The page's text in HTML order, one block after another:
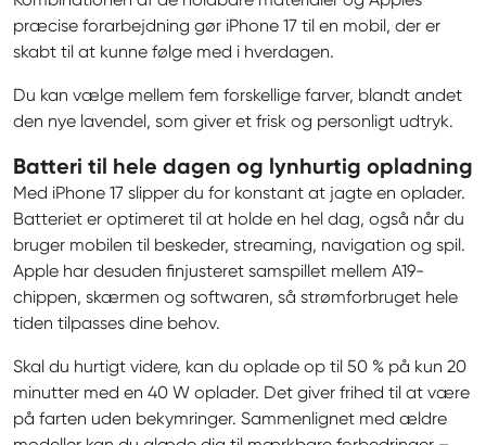
præcise forarbejdning gør iPhone 17 til en mobil, der er
skabt til at kunne følge med i hverdagen.
Du kan vælge mellem fem forskellige farver, blandt andet
den nye lavendel, som giver et frisk og personligt udtryk.
Batteri til hele dagen og lynhurtig opladning
Med iPhone 17 slipper du for konstant at jagte en oplader.
Batteriet er optimeret til at holde en hel dag, også når du
bruger mobilen til beskeder, streaming, navigation og spil.
Apple har desuden finjusteret samspillet mellem A19-
chippen, skærmen og softwaren, så strømforbruget hele
tiden tilpasses dine behov.
Skal du hurtigt videre, kan du oplade op til 50 % på kun 20
minutter med en 40 W oplader. Det giver frihed til at være
på farten uden bekymringer. Sammenlignet med ældre